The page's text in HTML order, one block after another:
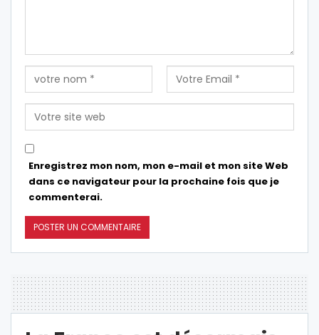
Enregistrez mon nom, mon e-mail et mon site Web
dans ce navigateur pour la prochaine fois que je
commenterai.